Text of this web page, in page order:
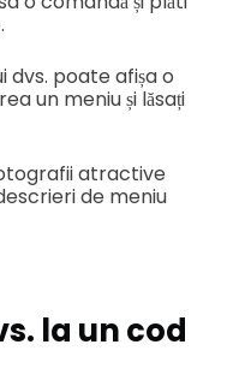
dvs. poate afișa o
un meniu și lăsați
atractive
de meniu
la un cod